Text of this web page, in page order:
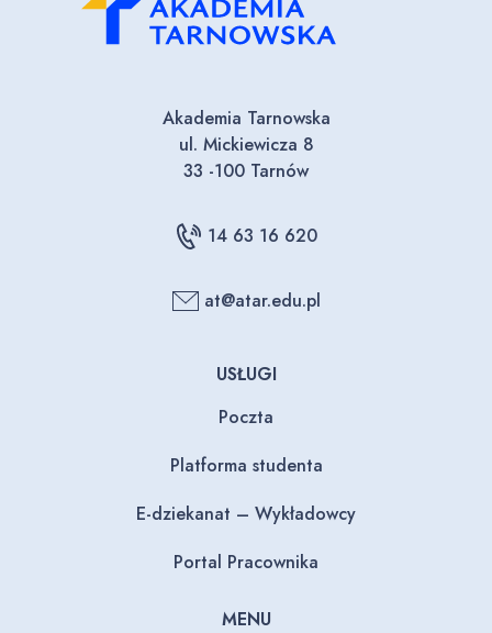
Akademia Tarnowska
ul. Mickiewicza 8
33 -100 Tarnów
14 63 16 620
at@atar.edu.pl
USŁUGI
Poczta
Platforma studenta
E-dziekanat – Wykładowcy
Portal Pracownika
MENU